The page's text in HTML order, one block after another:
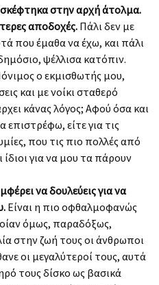
στην αρχή άτολμα.
αποδοχές. Πάλι δεν με
που έμαθα να έχω, και πάλι
ψέλλισα κατόπιν.
ο εκμισθωτής μου,
και με νοίκι σταθερό
κάνας λόγος; Αφού όσα και
είτε για τις
που τις πιο πολλές από
για να μου τα πάρουν
να δουλεύεις για να
Είναι η πιο οφθαλμοφανώς
όμως, παραδόξως,
στην ζωή τους οι άνθρωποι
οι μεγαλύτεροί τους, αυτά
τους δίσκο ως βασικά